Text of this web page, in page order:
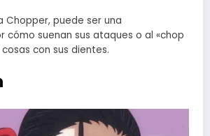
Chopper, puede ser una
cómo suenan sus ataques o al «chop
con sus dientes.